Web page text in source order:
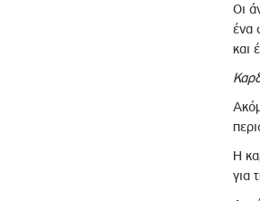
Οι
ένα
και
Η
για